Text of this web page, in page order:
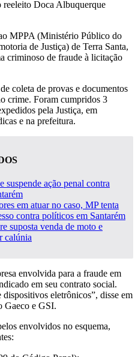
reeleito Doca Albuquerque
MPPA (Ministério Público do
de Justiça) de Terra Santa,
criminoso de fraude à licitação
coleta de provas e documentos
crime. Foram cumpridos 3
pela Justiça, em
e na prefeitura.
suspende ação penal contra
em atuar no caso, MP tenta
contra políticos em Santarém
suposta venda de moto e
calúnia
envolvida para a fraude em
em seu contrato social.
eletrônicos”, disse em
Gaeco e GSI.
envolvidos no esquema,